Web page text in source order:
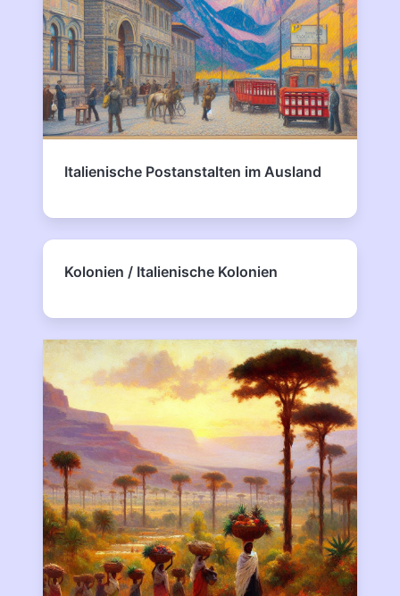
Italienische Postanstalten im Ausland
Kolonien / Italienische Kolonien